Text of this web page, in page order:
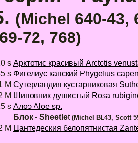
(Michel 640-43,
72, 768)
s Арктотис красивый Arctotis
s Фигелиус капский Phygelius
M Сутерландия кустарниковая
M Шиповник душистый Rosa
s Алоэ Aloe sp.
Блок - Sheetlet (Michel BL43, Scott
M Цантедеския белопятнистая